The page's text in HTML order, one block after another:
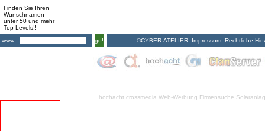
Finden Sie Ihren
Wunschnamen
unter 50 und mehr
Top-Levels!!
www .
go! ©CYBER-ATELIER Impressum Rechtliche
hochacht crossmedia Web-Werbung Firmensuche